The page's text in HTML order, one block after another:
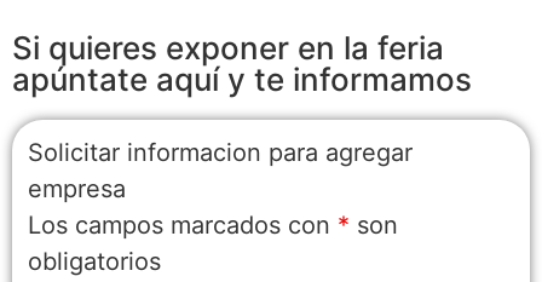
Si quieres exponer en la feria
apúntate aquí y te informamos
Solicitar informacion para agregar
empresa
Los campos marcados con * son
obligatorios